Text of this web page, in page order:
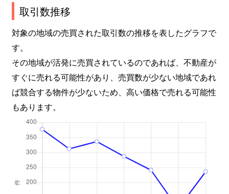
取引数推移
対象の地域の売買された取引数の推移を表したグラフで
す。
その地域が活発に売買されているのであれば、不動産が
すぐに売れる可能性があり、売買数が少ない地域であれ
ば競合する物件が少ないため、高い価格で売れる可能性
もあります。